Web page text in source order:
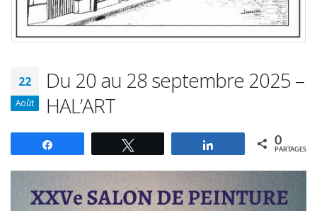
22
Août
Du 20 au 28 septembre 2025 –
HAL’ART
Partagez 0
PARTAGES